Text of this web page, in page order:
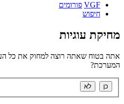
VGF פורומים
חיפוש
מחיקת עוגיות
אתה בטוח שאתה רוצה למחוק את כל
המערכת?